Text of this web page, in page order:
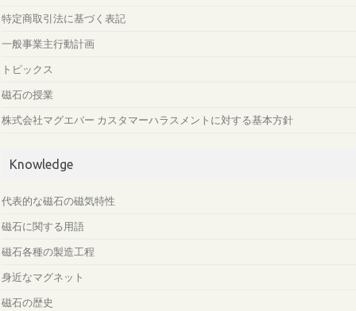
特定商取引法に基づく表記
一般事業主行動計画
トピックス
磁石の授業
株式会社マグエバー カスタマーハラスメントに対する基本方針
Knowledge
代表的な磁石の磁気特性
磁石に関する用語
磁石各種の製造工程
身近なマグネット
磁石の歴史